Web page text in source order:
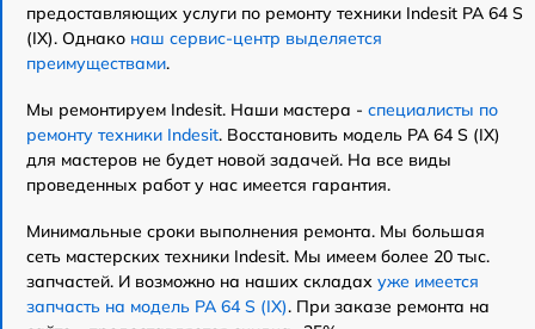
предоставляющих услуги по ремонту техники Indesit PA 64 S
(IX). Однако наш сервис-центр выделяется
преимуществами.
Мы ремонтируем Indesit. Наши мастера - специалисты по
ремонту техники Indesit. Восстановить модель PA 64 S (IX)
для мастеров не будет новой задачей. На все виды
проведенных работ у нас имеется гарантия.
Минимальные сроки выполнения ремонта. Мы большая
сеть мастерских техники Indesit. Мы имеем более 20 тыс.
запчастей. И возможно на наших складах уже имеется
запчасть на модель PA 64 S (IX). При заказе ремонта на